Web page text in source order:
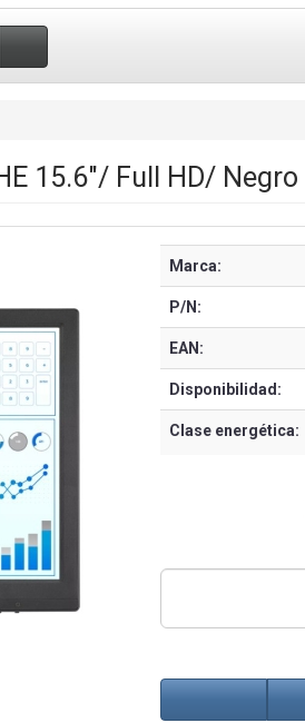
15.6"/ Full HD/ Negro
Marca:
P/N:
EAN:
Disponibilidad:
Clase energética: